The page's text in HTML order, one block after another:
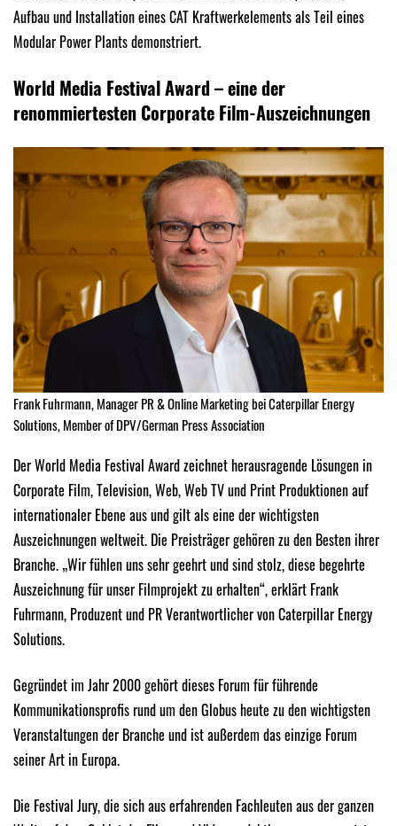
Aufbau und Installation eines CAT Kraftwerkelements als Teil eines
Modular Power Plants demonstriert.
World Media Festival Award – eine der
renommiertesten Corporate Film-Auszeichnungen
Frank Fuhrmann, Manager PR & Online Marketing bei Caterpillar Energy
Solutions, Member of DPV/German Press Association
Der World Media Festival Award zeichnet herausragende Lösungen in
Corporate Film, Television, Web, Web TV und Print Produktionen auf
internationaler Ebene aus und gilt als eine der wichtigsten
Auszeichnungen weltweit. Die Preisträger gehören zu den Besten ihrer
Branche. „Wir fühlen uns sehr geehrt und sind stolz, diese begehrte
Auszeichnung für unser Filmprojekt zu erhalten“, erklärt Frank
Fuhrmann, Produzent und PR Verantwortlicher von Caterpillar Energy
Solutions.
Gegründet im Jahr 2000 gehört dieses Forum für führende
Kommunikationsprofis rund um den Globus heute zu den wichtigsten
Veranstaltungen der Branche und ist außerdem das einzige Forum
seiner Art in Europa.
Die Festival Jury, die sich aus erfahrenden Fachleuten aus der ganzen